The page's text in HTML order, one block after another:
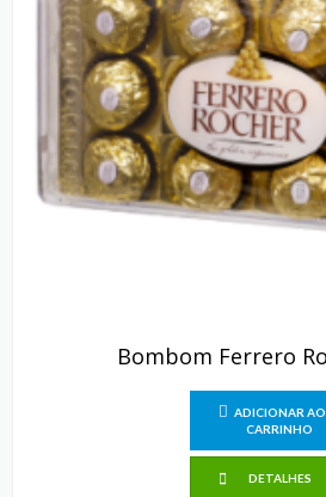
Bombom Ferrero
ADICIONAR AO
CARRINHO
DETALHES